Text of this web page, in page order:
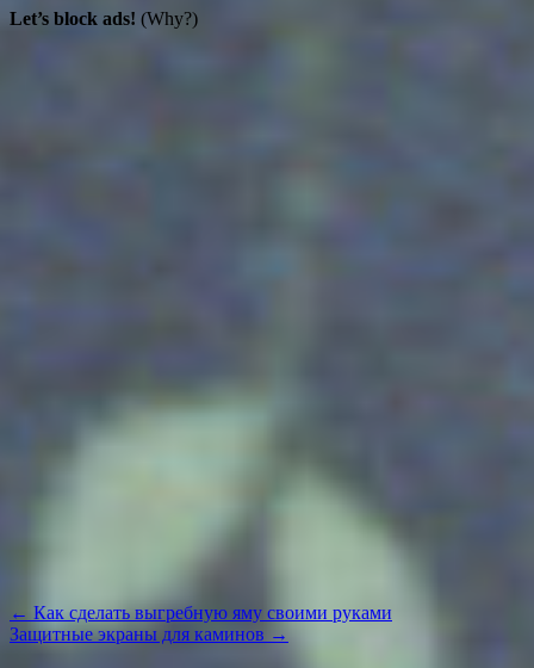
Let’s block ads! (Why?)
Навигация
по
← Как сделать выгребную яму своими руками
Защитные экраны для каминов →